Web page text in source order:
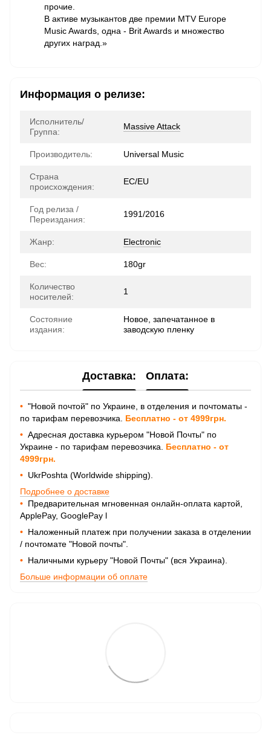
прочие.
В активе музыкантов две премии MTV Europe
Music Awards, одна - Brit Awards и множество
других наград.»
Информация о релизе:
Исполнитель/
Группа:
Massive Attack
Производитель: Universal Music
Страна
происхождения:
ЕС/EU
Год релиза /
Переиздания:
1991/2016
Жанр: Electronic
Вес: 180gr
Количество
носителей:
1
Состояние
издания:
Новое, запечатанное в
заводскую пленку
Доставка: Оплата:
• "Новой почтой" по Украине, в отделения и почтоматы -
по тарифам перевозчика. Бесплатно - от 4999грн.
• Адресная доставка курьером "Новой Почты" по
Украине - по тарифам перевозчика. Бесплатно - от
4999грн.
• UkrPoshta (Worldwide shipping).
Подробнее о доставке
• Предварительная мгновенная онлайн-оплата картой,
ApplePay, GooglePay l
• Наложенный платеж при получении заказа в отделении
/ почтомате "Новой почты".
• Наличными курьеру "Новой Почты" (вся Украина).
Больше информации об оплате